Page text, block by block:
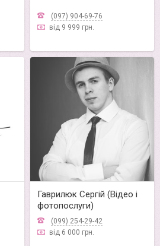
(097) 904-69-76
від 9 999 грн.
Гаврилюк Сергій (Відео і
фотопослуги)
(099) 254-29-42
від 6 000 грн.